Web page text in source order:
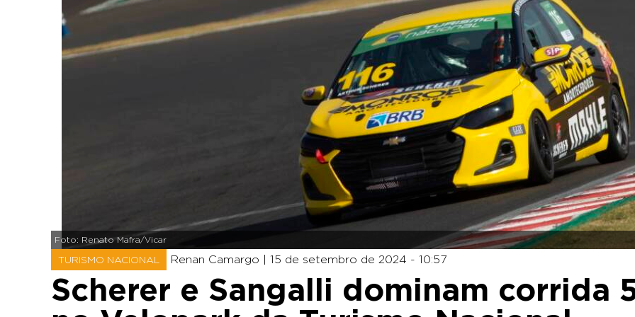
Foto: Renato Mafra/Vicar
TURISMO NACIONAL Renan Camargo | 15 de setembro de 2024 - 10:57
Scherer e Sangalli dominam corrida